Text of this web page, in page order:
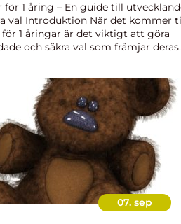
för 1 åring – En guide till
val Introduktion När det kommer
för 1 åringar är det viktigt att göra
och säkra val som främjar deras
07. sep